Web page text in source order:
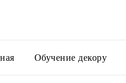
Обучение декору